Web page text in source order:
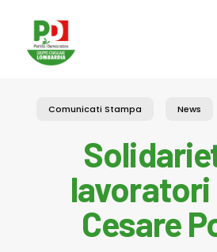
content
Comunicati Stampa News
lavoratori
Cesare